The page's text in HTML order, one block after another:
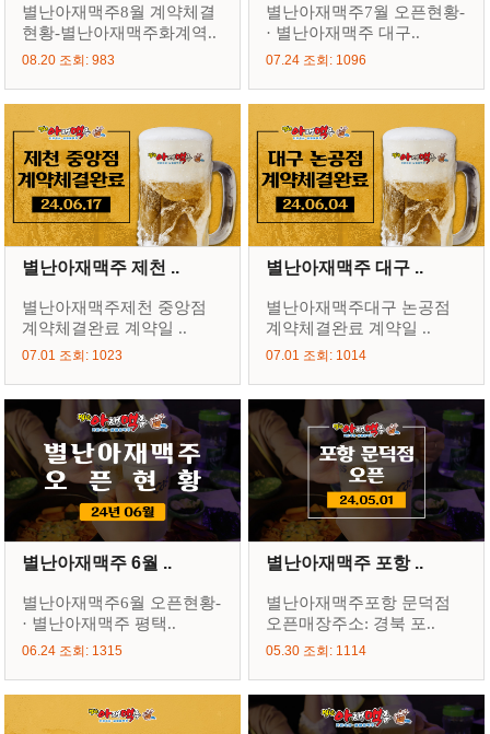
별난아재맥주8월 계약체결
현황-별난아재맥주화계역..
08.20 조회: 983
별난아재맥주7월 오픈현황-
· 별난아재맥주 대구..
07.24 조회: 1096
별난아재맥주 제천 ..
별난아재맥주제천 중앙점
계약체결완료 계약일 ..
07.01 조회: 1023
별난아재맥주 대구 ..
별난아재맥주대구 논공점
계약체결완료 계약일 ..
07.01 조회: 1014
별난아재맥주 6월 ..
별난아재맥주6월 오픈현황-
· 별난아재맥주 평택..
06.24 조회: 1315
별난아재맥주 포항 ..
별난아재맥주포항 문덕점
오픈매장주소: 경북 포..
05.30 조회: 1114